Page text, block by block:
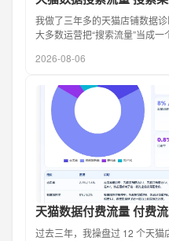
我做了三年多的天猫店铺数据
大多数运营把“搜索流量”当成
2026-08-06
天猫数据付费流量 付费
过去三年，我操盘过 12 个天